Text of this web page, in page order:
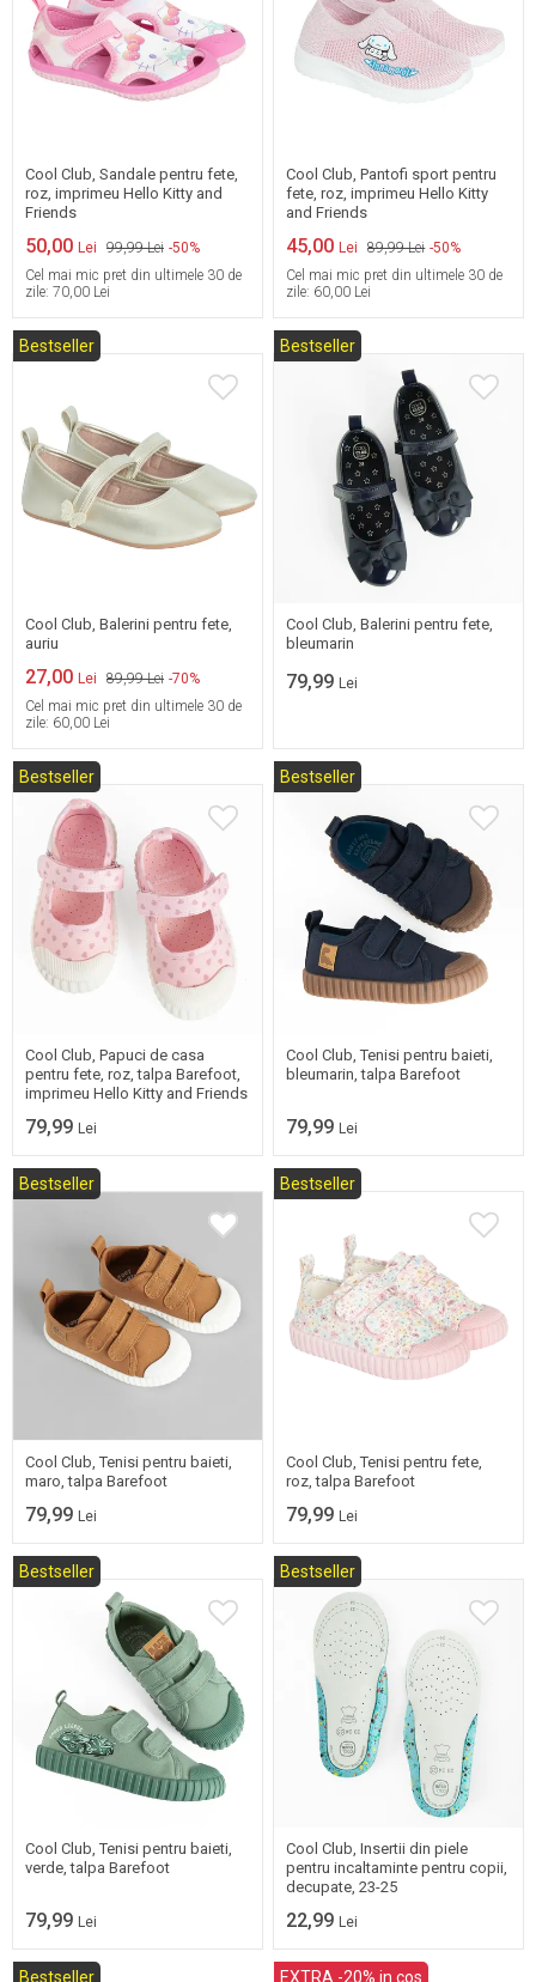
Cool Club, Sandale pentru fete,
roz, imprimeu Hello Kitty and
Friends
50,00 Lei 99,99 Lei -50%
Cel mai mic pret din ultimele 30 de
zile: 70,00 Lei
Cool Club, Pantofi sport pentru
fete, roz, imprimeu Hello Kitty
and Friends
45,00 Lei 89,99 Lei -50%
Cel mai mic pret din ultimele 30 de
zile: 60,00 Lei
Bestseller
Cool Club, Balerini pentru fete,
auriu
27,00 Lei 89,99 Lei -70%
Cel mai mic pret din ultimele 30 de
zile: 60,00 Lei
Bestseller
32
35
Cool Club, Balerini pentru fete,
bleumarin
79,99 Lei
Bestseller
21 23
24
Cool Club, Papuci de casa
pentru fete, roz, talpa Barefoot,
imprimeu Hello Kitty and Friends
79,99 Lei
Bestseller
18 19 20
21
Cool Club, Tenisi pentru baieti,
bleumarin, talpa Barefoot
79,99 Lei
Bestseller
20 21
Cool Club, Tenisi pentru baieti,
maro, talpa Barefoot
79,99 Lei
Bestseller
23
Cool Club, Tenisi pentru fete,
roz, talpa Barefoot
79,99 Lei
Bestseller
26 27 28
29
Cool Club, Tenisi pentru baieti,
verde, talpa Barefoot
79,99 Lei
Bestseller
23/25
Cool Club, Insertii din piele
pentru incaltaminte pentru copii,
decupate, 23-25
22,99 Lei
Bestseller EXTRA -20% in cos